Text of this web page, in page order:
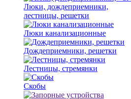
Люки, дождеприемники,
лестницы, решетки
Люки канализационные
Дождеприемники, решетки
Лестницы, стремянки
Скобы